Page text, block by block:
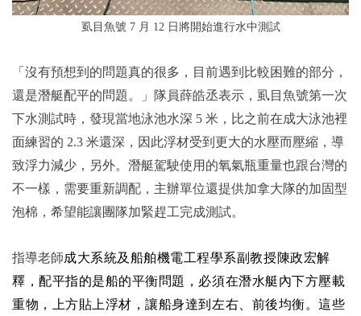
虱目魚號 7 月 12 日將開始進行水中測試
「沒有預想到的問題真的很多，目前遇到比較困難的部分，
還是潛艇配平的問題。」隊員薛皓丞表示，虱目魚號第一次
下水測試時，發現當地泳池水深 5 米，比之前在成大泳池裡
面練習的 2.3 米還深，因此浮材受到更大的水壓而壓縮，導
致浮力減少，另外。潛艇駕駛使用的氧氣瓶重量也跟台灣的
不一樣，需要重新調配，主辦單位還提供加拿大隊的加固型
泡棉，希望能讓團隊加緊趕工完成測試。
指導老師成大系統及船舶機電工程學系副教授陳政宏解
釋，配平指的是船的平衡問題，必須在潛水艇內下方壓載
重物，上方貼上浮材，讓船身達到左右、前後均衡。這些